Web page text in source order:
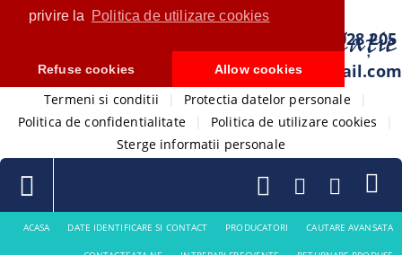
privire la
Politica de utilizare cookies
Refuse cookies Allow cookies
0733 028 205
com.ventistore@gmail.com
Termeni si conditii Protectia datelor personale
Politica de confidentialitate
Politica de utilizare cookies
Sterge informatii personale
ACASA DATE IDENTIFICARE SI CONTACT PRODUCATORI CAUTARE AVANSATA